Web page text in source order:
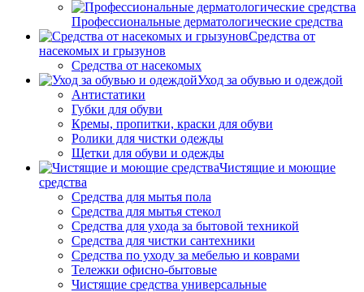
Профессиональные дерматологические средства
Средства от
насекомых и грызунов
Средства от насекомых
Уход за обувью и одеждой
Антистатики
Губки для обуви
Кремы, пропитки, краски для обуви
Ролики для чистки одежды
Щетки для обуви и одежды
Чистящие и моющие
средства
Средства для мытья пола
Средства для мытья стекол
Средства для ухода за бытовой техникой
Средства для чистки сантехники
Средства по уходу за мебелью и коврами
Тележки офисно-бытовые
Чистящие средства универсальные